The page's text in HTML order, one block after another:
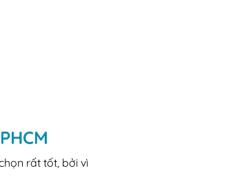
rất tốt, bởi vì